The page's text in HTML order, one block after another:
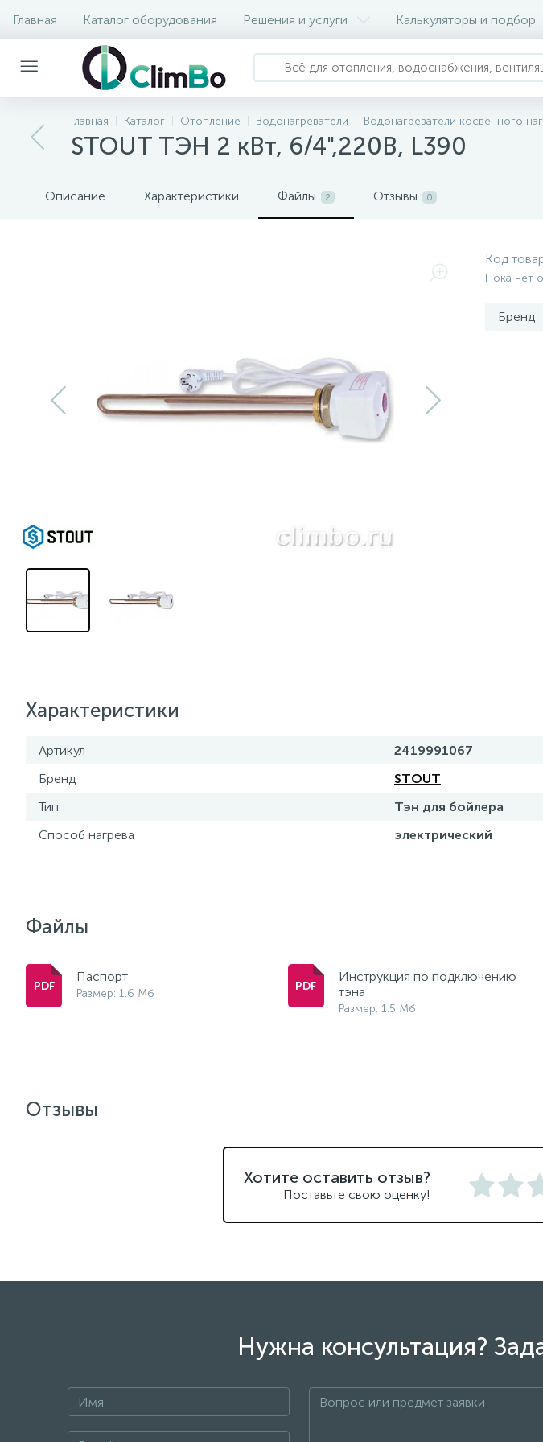
Главная Каталог оборудования Решения и услуги Калькуляторы и подбор
Главная Каталог Отопление Водонагреватели Водонагреватели косвенного
STOUT ТЭН 2 кВт, 6/4",220В, L390
Описание Характеристики Файлы 2 Отзывы 0
Код
Пока нет
Бренд
Характеристики
Артикул
2419991067
Бренд
STOUT
Тип
Тэн для бойлера
Способ нагрева
электрический
Файлы
Паспорт
Размер: 1.6 Мб
Инструкция по подключению
тэна
Размер: 1.5 Мб
Отзывы
Хотите оставить отзыв?
Поставьте свою оценку!
Нужна консультация?